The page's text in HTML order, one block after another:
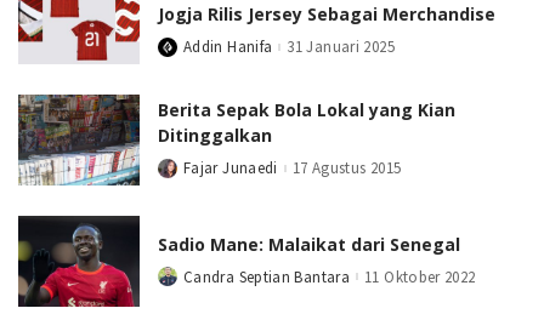
Jogja Rilis Jersey Sebagai Merchandise
PostedAddin Hanifa 31 Januari 2025
Berita Sepak Bola Lokal yang Kian
Ditinggalkan
PostedFajar Junaedi 17 Agustus 2015
Sadio Mane: Malaikat dari Senegal
PostedCandra Septian Bantara 11 Oktober 2022